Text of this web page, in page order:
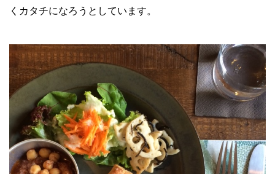
くカタチになろうとしています。